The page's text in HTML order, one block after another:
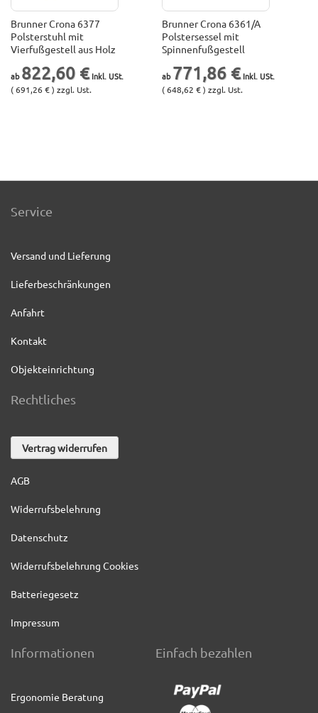
Brunner Crona 6377
Polsterstuhl mit
Vierfußgestell aus Holz
822,60 €
( 691,26 € ) zzgl. Ust.
Brunner Crona 6361/A
Polstersessel mit
Spinnenfußgestell
771,86 €
( 648,62 € ) zzgl. Ust.
Service
Versand und Lieferung
Lieferbeschränkungen
Anfahrt
Kontakt
Objekteinrichtung
Rechtliches
Vertrag widerrufen
AGB
Widerrufsbelehrung
Datenschutz
Widerrufsbelehrung Cookies
Batteriegesetz
Impressum
Informationen
Ergonomie Beratung
Einfach bezahlen